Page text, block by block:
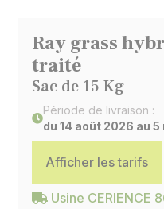
Ray grass
traité
Sac de 15 Kg
Période de livraison :
du 14 août 2026 au 5
Afficher les tarifs
Usine CERIENCE